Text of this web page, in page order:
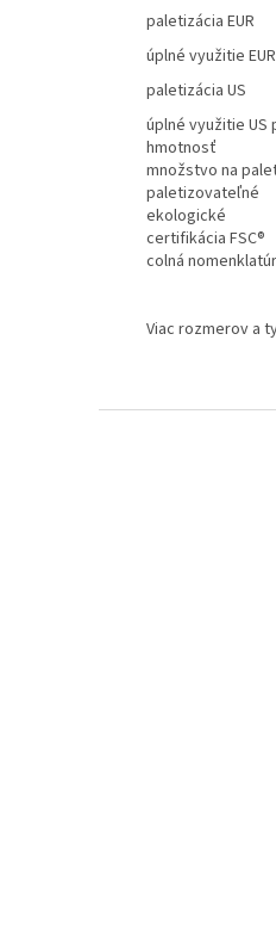
paletizácia EUR
úplné využitie
paletizácia US
úplné využitie US
hmotnosť
množstvo na
paletizovateľné
ekologické
certifikácia FSC®
colná
Viac rozmerov a